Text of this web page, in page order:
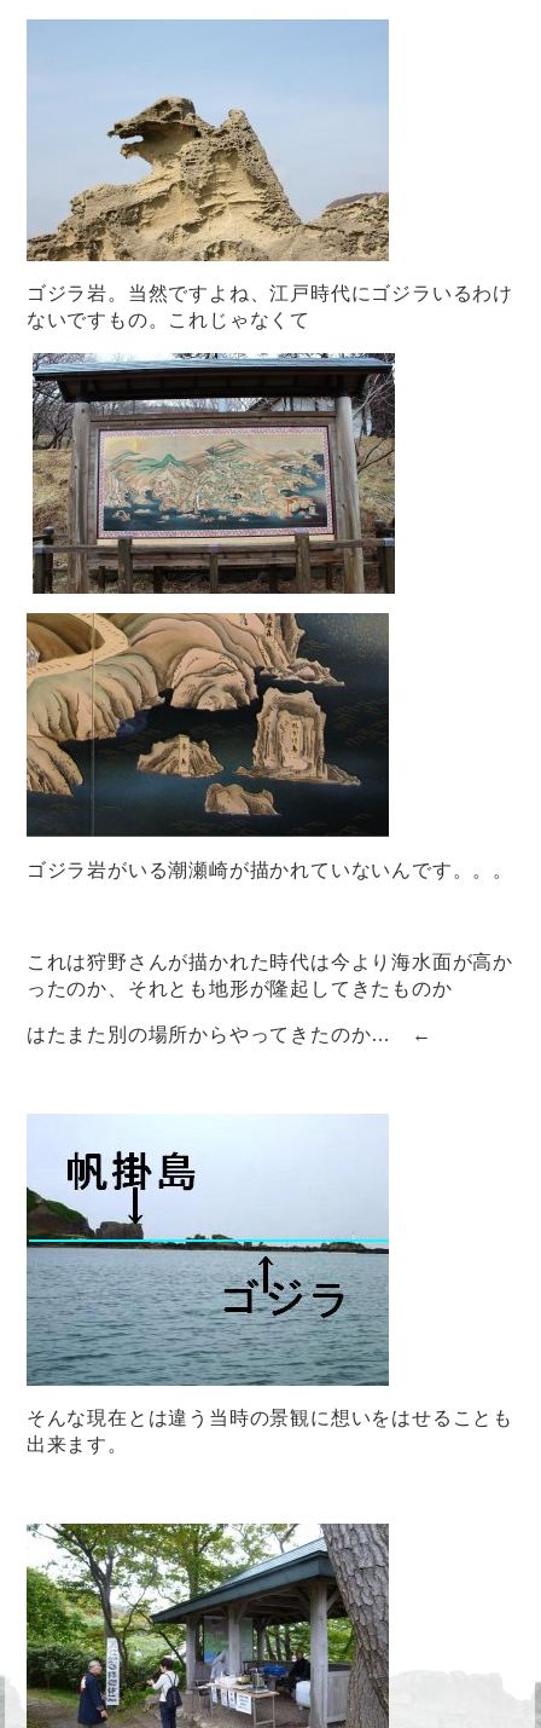
ゴジラ岩。当然ですよね、江戸時代にゴジラいるわけ
ないですもの。これじゃなくて
ゴジラ岩がいる潮瀬崎が描かれていないんです。。。
これは狩野さんが描かれた時代は今より海水面が高か
ったのか、それとも地形が隆起してきたものか
はたまた別の場所からやってきたのか… ←
そんな現在とは違う当時の景観に想いをはせることも
出来ます。